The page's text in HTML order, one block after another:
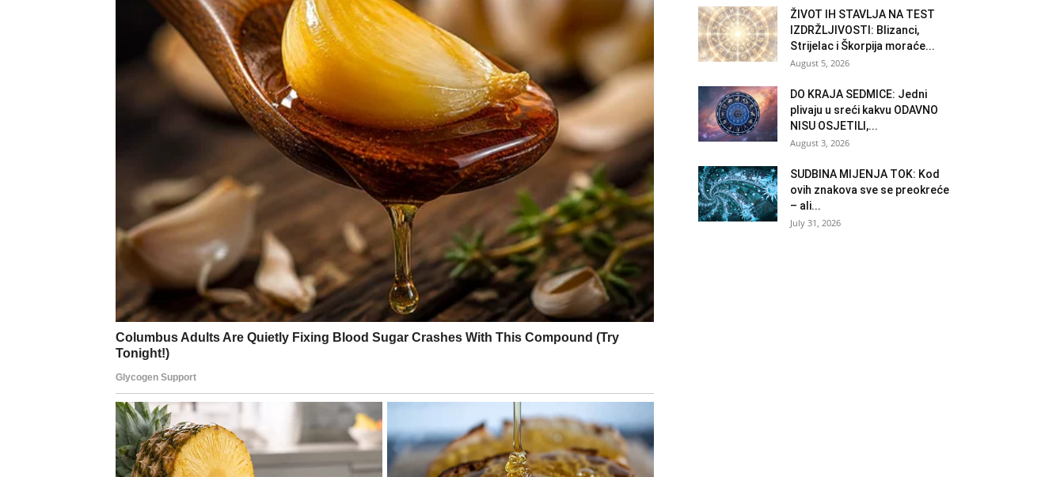
Za Ribe, narednih pet dana donoseduhovno buđenje i emotivno razrešenje
. Vi ste znak snova,
saosećanja i bezuslovne ljubavi, ali sudbina vam sada pokazuje da ste previše davali tamo gde
niste bili cenjeni.
U prvim danima možete osećati zbunjenost, pojačanu osetljivost ili potrebu za povlačenjem. To
nije slabost – to je priprema za oslobađanje. Sudbina vam šalje jasne znake kroz snove, simbole i
razgovore sa ljudima koji dolaze u pravom trenutku.
U ljubavi dolazi trenutak istine: ili se odnos podiže na viši nivo, ili shvatate da je vreme da pustite.
Ribe koje su same mogu doživeti karmički susret koji deluje kao sudbinski dodir.
Poruka sudbine za Ribe:
nije vaša dužnost da spašavate sve – vaša dužnost je da budete verni
sebi
ŽIVOT IH STAVLJA NA TEST
IZDRŽLJIVOSTI: Blizanci,
Strijelac i Škorpija moraće...
August 5, 2026
DO KRAJA SEDMICE: Jedni
plivaju u sreći kakvu ODAVNO
NISU OSJETILI,...
August 3, 2026
SUDBINA MIJENJA TOK: Kod
ovih znakova sve se preokreće
– ali...
July 31, 2026